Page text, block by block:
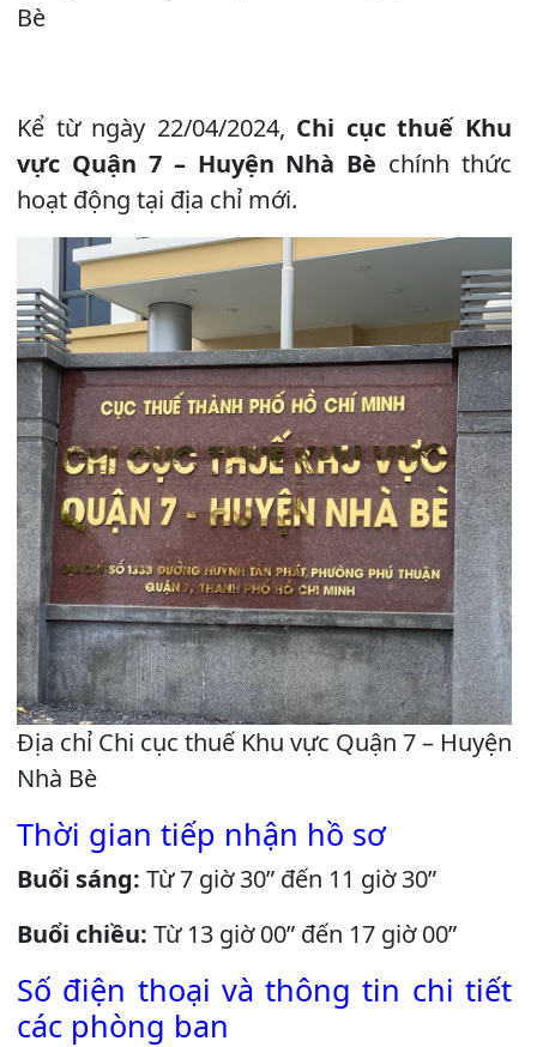
Bè
Kể từ ngày 22/04/2024, Chi cục thuế Khu
vực Quận 7 – Huyện Nhà Bè chính thức
hoạt động tại địa chỉ mới.
Địa chỉ Chi cục thuế Khu vực Quận 7 – Huyện
Nhà Bè
Thời gian tiếp nhận hồ sơ
Buổi sáng: Từ 7 giờ 30” đến 11 giờ 30”
Buổi chiều: Từ 13 giờ 00” đến 17 giờ 00”
Số điện thoại và thông tin chi tiết
các phòng ban